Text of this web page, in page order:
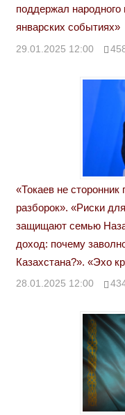
поддержал
январских событиях»
29.01.2025 12:00
«Токаев не
разборок». «Риски
защищают семью
доход: почему
Казахстана?». «Эхо
28.01.2025 12:00